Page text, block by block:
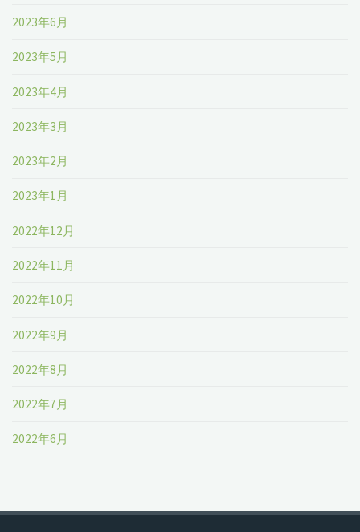
2023年6月
2023年5月
2023年4月
2023年3月
2023年2月
2023年1月
2022年12月
2022年11月
2022年10月
2022年9月
2022年8月
2022年7月
2022年6月